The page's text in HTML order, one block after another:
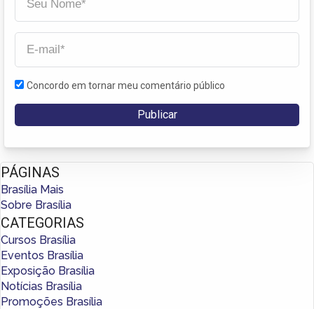
Concordo em tornar meu comentário público
PÁGINAS
Brasília Mais
Sobre Brasília
CATEGORIAS
Cursos Brasília
Eventos Brasília
Exposição Brasília
Notícias Brasília
Promoções Brasília